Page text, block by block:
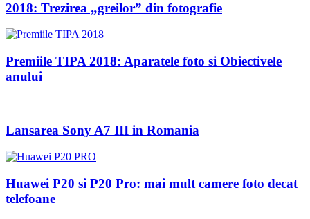
2018: Trezirea „greilor” din fotografie
Premiile TIPA 2018: Aparatele foto si Obiectivele
anului
Lansarea Sony A7 III in Romania
Huawei P20 si P20 Pro: mai mult camere foto decat
telefoane